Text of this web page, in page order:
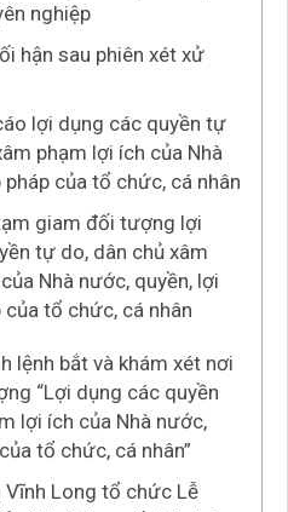
nghiệp
hận sau phiên xét xử
lợi dụng các quyền tự
phạm lợi ích của Nhà
của tổ chức, cá nhân
giam đối tượng lợi
tự do, dân chủ xâm
Nhà nước, quyền, lợi
của tổ chức, cá nhân
lệnh bắt và khám xét nơi
“Lợi dụng các quyền
lợi ích của Nhà nước,
tổ chức, cá nhân”
Vĩnh Long tổ chức Lễ